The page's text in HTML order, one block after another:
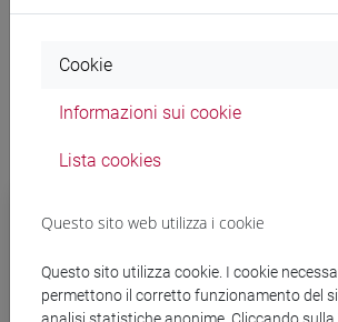
CurriculumPERCORSO
studentesche
Piano di studio
Cookie
Informazioni sui cookie
Lista cookies
Questo sito web utilizza i cookie
Questo sito utilizza cookie. I cookie
permettono il corretto funzionamento del